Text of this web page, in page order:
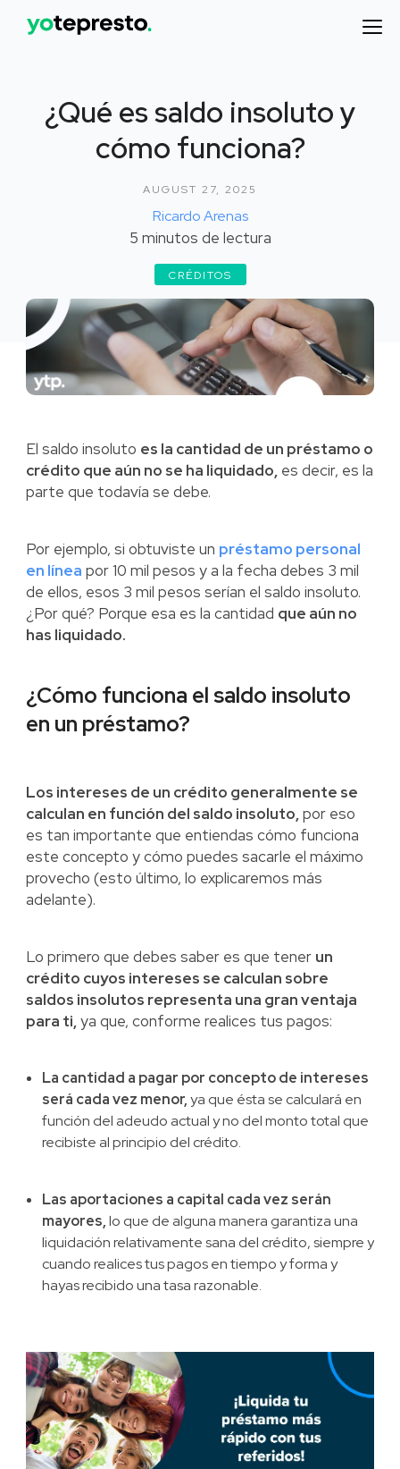
¿Qué es saldo insoluto y
cómo funciona?
AUGUST 27, 2025
Ricardo Arenas
5 minutos de lectura
CRÉDITOS
El saldo insoluto es la cantidad de un préstamo o
crédito que aún no se ha liquidado,es decir, es la
parte que todavía se debe.
Por ejemplo, si obtuviste un préstamo personal
en línea por 10 mil pesos y a la fecha debes 3 mil
de ellos, esos 3 mil pesos serían el saldo insoluto.
¿Por qué? Porque esa es la cantidad que aún no
has liquidado.
¿Cómo funciona el saldo insoluto
en un préstamo?
Los intereses de un crédito generalmente se
calculan en función del saldo insoluto,por eso
es tan importante que entiendas cómo funciona
este concepto y cómo puedes sacarle el máximo
provecho (esto último, lo explicaremos más
adelante).
Lo primero que debes saber es que tener un
crédito cuyos intereses se calculan sobre
saldos insolutos representa una gran ventaja
para ti,ya que, conforme realices tus pagos:
La cantidad a pagar por concepto de intereses
será cada vez menor,ya que ésta se calculará en
función del adeudo actual y no del monto total que
recibiste al principio del crédito.
Las aportaciones a capital cada vez serán
mayores,lo que de alguna manera garantiza una
liquidación relativamente sana del crédito, siempre y
cuando realices tus pagos en tiempo y forma y
hayas recibido una tasa razonable.